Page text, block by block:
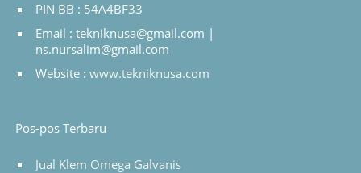
PIN BB : 54A4BF33
Email : tekniknusa@gmail.com |
ns.nursalim@gmail.com
Website : www.tekniknusa.com
Pos-pos Terbaru
Jual Klem Omega Galvanis